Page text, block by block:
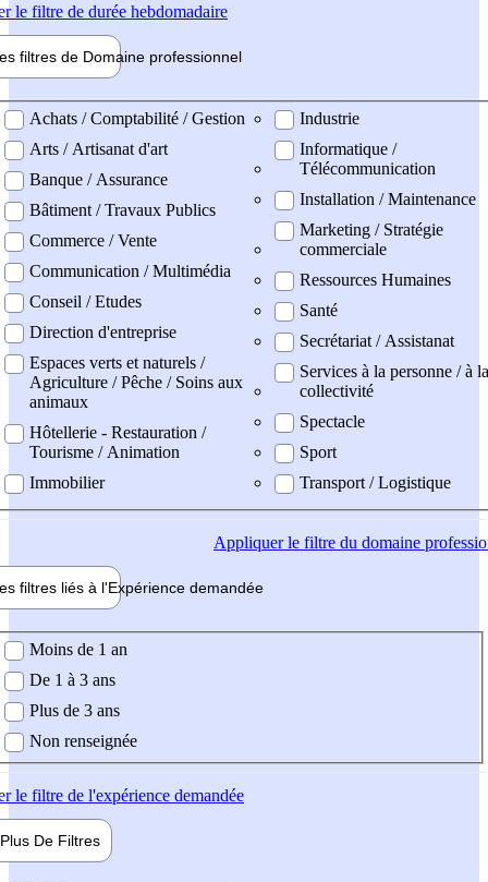
le filtre de durée hebdomadaire
filtres de Domaine professionnel
professionel
Achats / Comptabilité / Gestion
Arts / Artisanat d'art
Banque / Assurance
Bâtiment / Travaux Publics
Commerce / Vente
Communication / Multimédia
Conseil / Etudes
Direction d'entreprise
Espaces verts et naturels /
Agriculture / Pêche / Soins aux
animaux
Hôtellerie - Restauration /
Tourisme / Animation
Immobilier
Industrie
Informatique /
Télécommunication
Installation / Maintenance
Marketing / Stratégie
commerciale
Ressources Humaines
Santé
Secrétariat / Assistanat
Services à la personne / à la
collectivité
Spectacle
Sport
Transport / Logistique
Appliquerle filtre du domaine
filtres liés à l'Expérience demandée
demandée
Moins de 1 an
De 1 à 3 ans
Plus de 3 ans
Non renseignée
le filtre de l'expérience demandée
Plus De Filtres